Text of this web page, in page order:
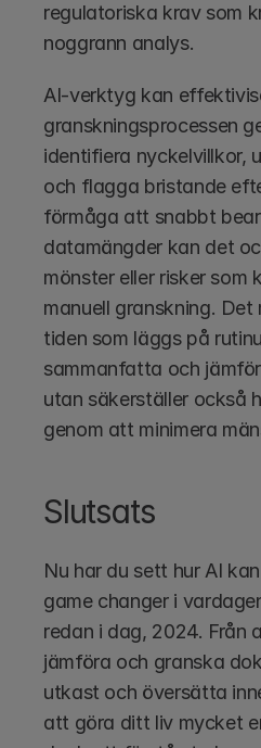
regulatoriska krav som
noggrann analys.
AI-verktyg kan
granskningsprocessen
identifiera nyckelvillkor,
och flagga bristande
förmåga att snabbt
datamängder kan det
mönster eller risker som
manuell granskning.
tiden som läggs på
sammanfatta och
utan säkerställer också
genom att minimera
Slutsats
Nu har du sett hur AI
game changer i
redan i dag, 2024. Från
jämföra och granska
utkast och översätta
att göra ditt liv mycket